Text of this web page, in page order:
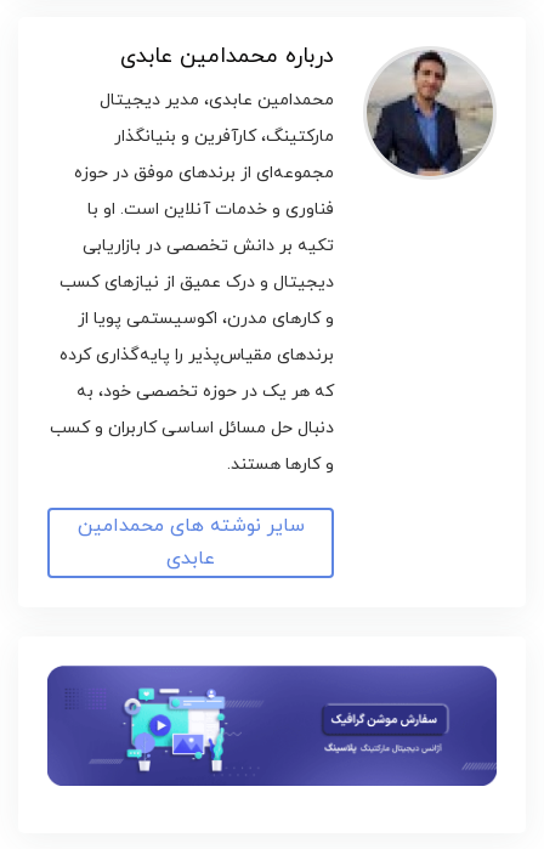
درباره محمدامین عابدی
محمدامین عابدی، مدیر دیجیتال
مارکتینگ، کارآفرین و بنیانگذار
مجموعه‌ای از برندهای موفق در حوزه
فناوری و خدمات آنلاین است. او با
تکیه بر دانش تخصصی در بازاریابی
دیجیتال و درک عمیق از نیازهای کسب
و کارهای مدرن، اکوسیستمی پویا از
برندهای مقیاس‌پذیر را پایه‌گذاری کرده
که هر یک در حوزه تخصصی خود، به
دنبال حل مسائل اساسی کاربران و کسب
و کارها هستند.
سایر نوشته های محمدامین
عابدی